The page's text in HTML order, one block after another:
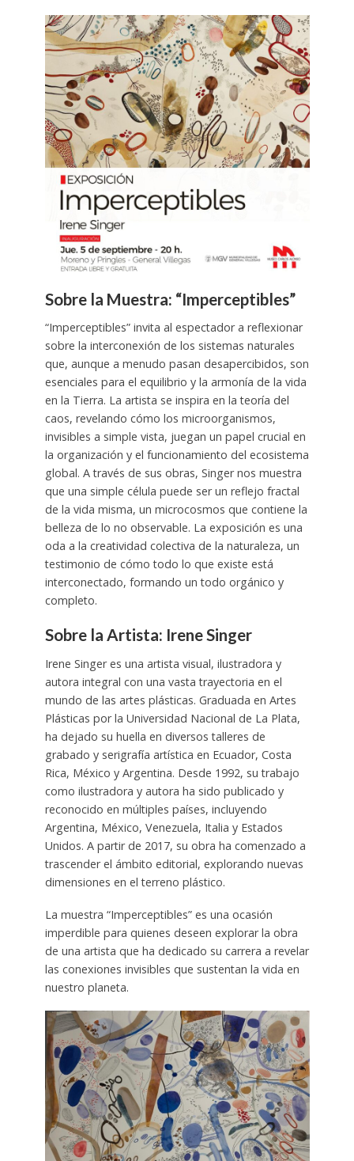
Sobre la Muestra: “Imperceptibles”
“Imperceptibles” invita al espectador a reflexionar
sobre la interconexión de los sistemas naturales
que, aunque a menudo pasan desapercibidos, son
esenciales para el equilibrio y la armonía de la vida
en la Tierra. La artista se inspira en la teoría del
caos, revelando cómo los microorganismos,
invisibles a simple vista, juegan un papel crucial en
la organización y el funcionamiento del ecosistema
global. A través de sus obras, Singer nos muestra
que una simple célula puede ser un reflejo fractal
de la vida misma, un microcosmos que contiene la
belleza de lo no observable. La exposición es una
oda a la creatividad colectiva de la naturaleza, un
testimonio de cómo todo lo que existe está
interconectado, formando un todo orgánico y
completo.
Sobre la Artista: Irene Singer
Irene Singer es una artista visual, ilustradora y
autora integral con una vasta trayectoria en el
mundo de las artes plásticas. Graduada en Artes
Plásticas por la Universidad Nacional de La Plata,
ha dejado su huella en diversos talleres de
grabado y serigrafía artística en Ecuador, Costa
Rica, México y Argentina. Desde 1992, su trabajo
como ilustradora y autora ha sido publicado y
reconocido en múltiples países, incluyendo
Argentina, México, Venezuela, Italia y Estados
Unidos. A partir de 2017, su obra ha comenzado a
trascender el ámbito editorial, explorando nuevas
dimensiones en el terreno plástico.
La muestra “Imperceptibles” es una ocasión
imperdible para quienes deseen explorar la obra
de una artista que ha dedicado su carrera a revelar
las conexiones invisibles que sustentan la vida en
nuestro planeta.